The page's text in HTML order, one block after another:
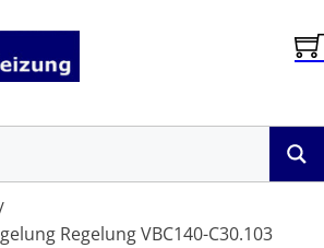
Regelung VBC140-C30.103